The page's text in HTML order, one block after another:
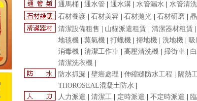
通馬桶
通水管 通水溝 水管漏水 水管清洗
石材養護
石材美容 石材拋光 石材研磨
清潔設備租售
山貓派遣租賃 清潔器材租賃
地毯機
蒸氣機 打蠟機 掃地機 洗地機 吸
消毒機
清潔工作車 高壓清洗機 掃街車
清潔洗衣機
防水抓漏
壁癌處理 伸縮縫防水工程 隔熱
THOROSEAL混凝土防水
人力派遣
清潔工 定時派遣 不定時派遣